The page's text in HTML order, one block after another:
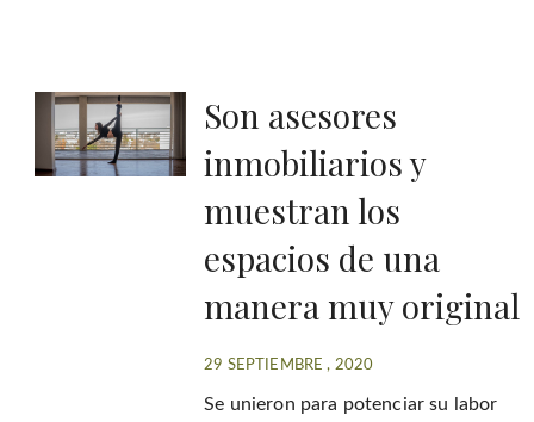
Son asesores
inmobiliarios y
muestran los
espacios de una
manera muy original
29 SEPTIEMBRE , 2020
Se unieron para potenciar su labor